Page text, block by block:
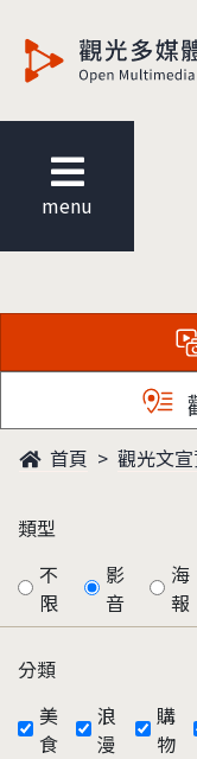
menu
首頁 觀光文
類型
不
限
影
音
海
報
分類
美
食
浪
漫
購
物